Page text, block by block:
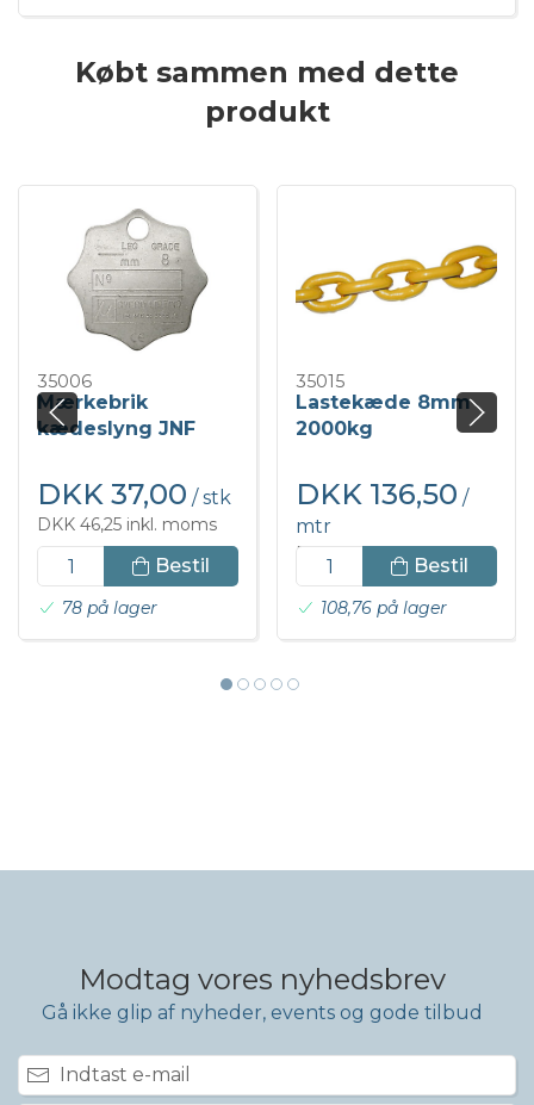
Købt sammen med dette
produkt
35006
Mærkebrik
kædeslyng JNF
DKK 37,00 / stk
DKK 46,25 inkl. moms
Bestil
78 på lager
35015
Lastekæde 8mm
2000kg
DKK 136,50 /
mtr
DKK 170,63 inkl. moms
Bestil
108,76 på lager
Modtag vores nyhedsbrev
Gå ikke glip af nyheder, events og gode tilbud